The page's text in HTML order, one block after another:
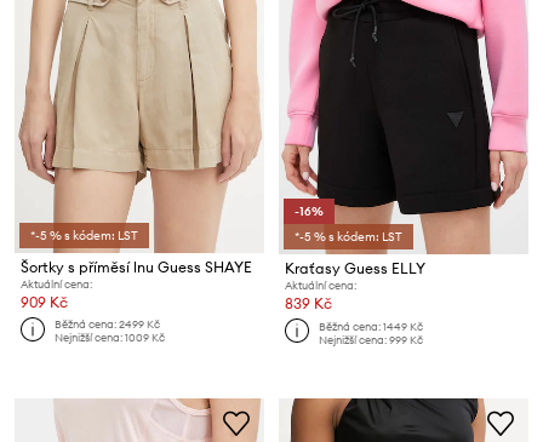
*-5 % s kódem: LST
Šortky s příměsí lnu Guess SHAYE
Aktuální cena:
909 Kč
Běžná cena:2499 Kč
Nejnižší cena:1009 Kč
-16%
*-5 % s kódem: LST
Kraťasy Guess ELLY
Aktuální cena:
839 Kč
Běžná cena:1449 Kč
Nejnižší cena:999 Kč